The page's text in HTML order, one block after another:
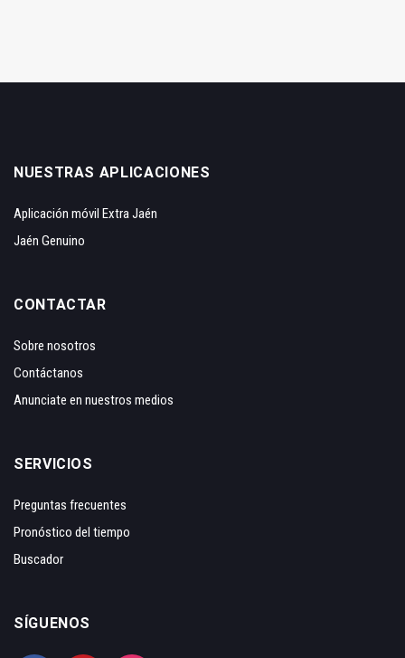
NUESTRAS APLICACIONES
Aplicación móvil Extra Jaén
Jaén Genuino
CONTACTAR
Sobre nosotros
Contáctanos
Anunciate en nuestros medios
SERVICIOS
Preguntas frecuentes
Pronóstico del tiempo
Buscador
SÍGUENOS